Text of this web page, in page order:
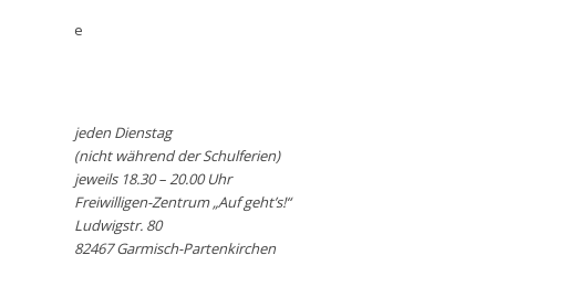
e
jeden Dienstag
(nicht während der Schulferien)
jeweils 18.30 – 20.00 Uhr
Freiwilligen-Zentrum „Auf geht’s!“
Ludwigstr. 80
82467 Garmisch-Partenkirchen